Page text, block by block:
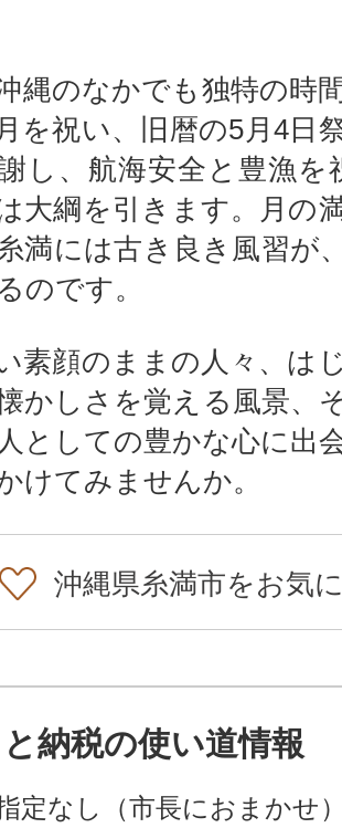
縄のなかでも独特の時
を祝い、旧暦の5月4日
し、航海安全と豊漁を
大綱を引きます。月の
満には古き良き風習が
のです。
素顔のままの人々、は
かしさを覚える風景、
としての豊かな心に出
けてみませんか。
沖縄県糸満市をお気
納税の使い道情報
定なし（市長におまかせ